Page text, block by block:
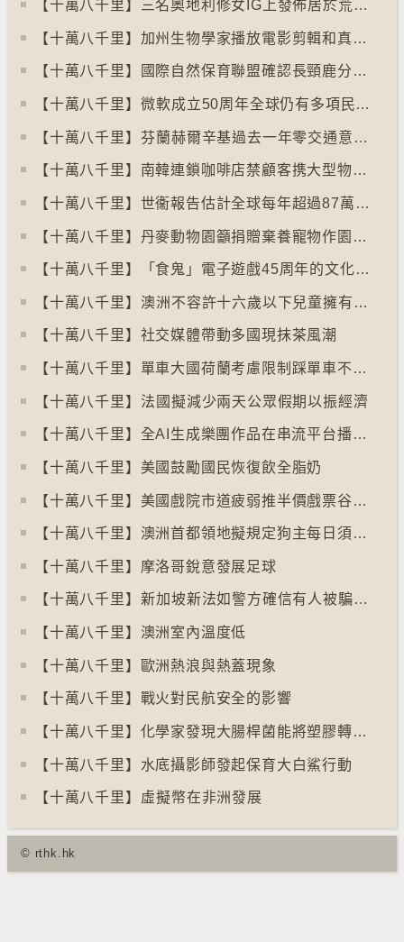
【十萬八千里】三名奧地利修女IG上發佈居於荒廢修道院情況結果廣受歡迎
【十萬八千里】加州生物學家播放電影剪輯和真人聲音驅狼
【十萬八千里】國際自然保育聯盟確認長頸鹿分四個品種有助制訂保育方案
【十萬八千里】⁠微軟成立50周年全球仍有多項民生系統沿用舊視窗系統
【十萬八千里】⁠芬蘭赫爾辛基過去一年零交通意外致死個案
【十萬八千里】南韓連鎖咖啡店禁顧客携大型物品以減少長期佔位辦公情況
【十萬八千里】世衞報告估計全球每年超過87萬死亡個案與孤獨病有關
【十萬八千里】丹麥動物園籲捐贈棄養寵物作園內動物食糧
【十萬八千里】「食鬼」電子遊戲45周年的文化現象
【十萬八千里】⁠澳洲不容許十六歲以下兒童擁有YOUTUBE帳戶
【十萬八千里】社交媒體帶動多國現抹茶風潮
【十萬八千里】單車大國荷蘭考慮限制踩單車不高於時速廿五公里
【十萬八千里】⁠法國擬減少兩天公眾假期以振經濟
【十萬八千里】全AI生成樂團作品在串流平台播放率累積過百萬
【十萬八千里】美國鼓勵國民恢復飲全脂奶
【十萬八千里】美國戲院市道疲弱推半價戲票谷生意
【十萬八千里】澳洲首都領地擬規定狗主每日須陪狗隻三小時
【十萬八千里】摩洛哥銳意發展足球
【十萬八千里】⁠新加坡新法如警方確信有人被騙可凍結其戶口
【十萬八千里】澳洲室內溫度低
【十萬八千里】歐洲熱浪與熱蓋現象
【十萬八千里】戰火對民航安全的影響
【十萬八千里】化學家發現大腸桿菌能將塑膠轉化為止痛藥
【十萬八千里】水底攝影師發起保育大白鯊行動
【十萬八千里】⁠虛擬幣在非洲發展
© rthk.hk